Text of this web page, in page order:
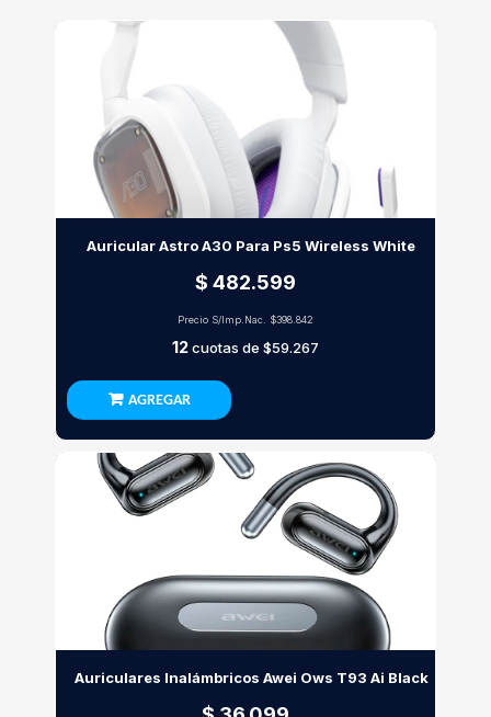
Auricular Astro A30 Para Ps5 Wireless White
$ 482.599
Precio S/Imp.Nac. $398.842
12cuotas de $59.267
AGREGAR
Auriculares Inalámbricos Awei Ows T93 Ai Black